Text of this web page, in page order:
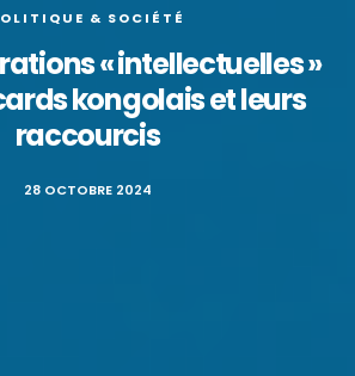
& SOCIÉTÉ
« intellectuelles »
kongolais et leurs
raccourcis
28 OCTOBRE 2024